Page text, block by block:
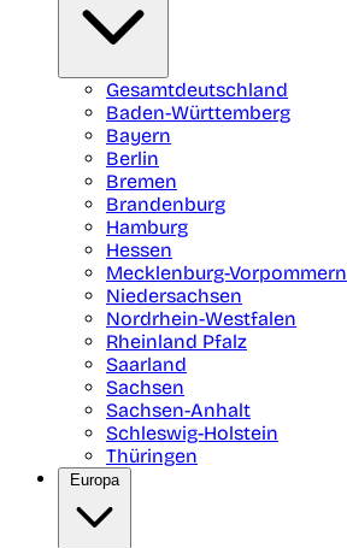
Gesamtdeutschland
Baden-Württemberg
Bayern
Berlin
Bremen
Brandenburg
Hamburg
Hessen
Mecklenburg-Vorpommern
Niedersachsen
Nordrhein-Westfalen
Rheinland Pfalz
Saarland
Sachsen
Sachsen-Anhalt
Schleswig-Holstein
Thüringen
Europa